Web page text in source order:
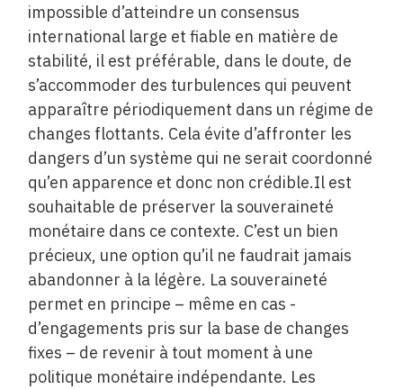
impossible d’atteindre un consensus
international large et fiable en matière de
stabilité, il est préférable, dans le doute, de
s’accommoder des turbulences qui peuvent
apparaître périodiquement dans un régime de
changes flottants. Cela évite d’affronter les
dangers d’un système qui ne serait coordonné
qu’en apparence et donc non crédible.Il est
souhaitable de préserver la souveraineté
monétaire dans ce contexte. C’est un bien
précieux, une option qu’il ne faudrait jamais
abandonner à la légère. La souveraineté
permet en principe – même en cas ­
d’engagements pris sur la base de changes
fixes – de revenir à tout moment à une
politique monétaire indépendante. Les